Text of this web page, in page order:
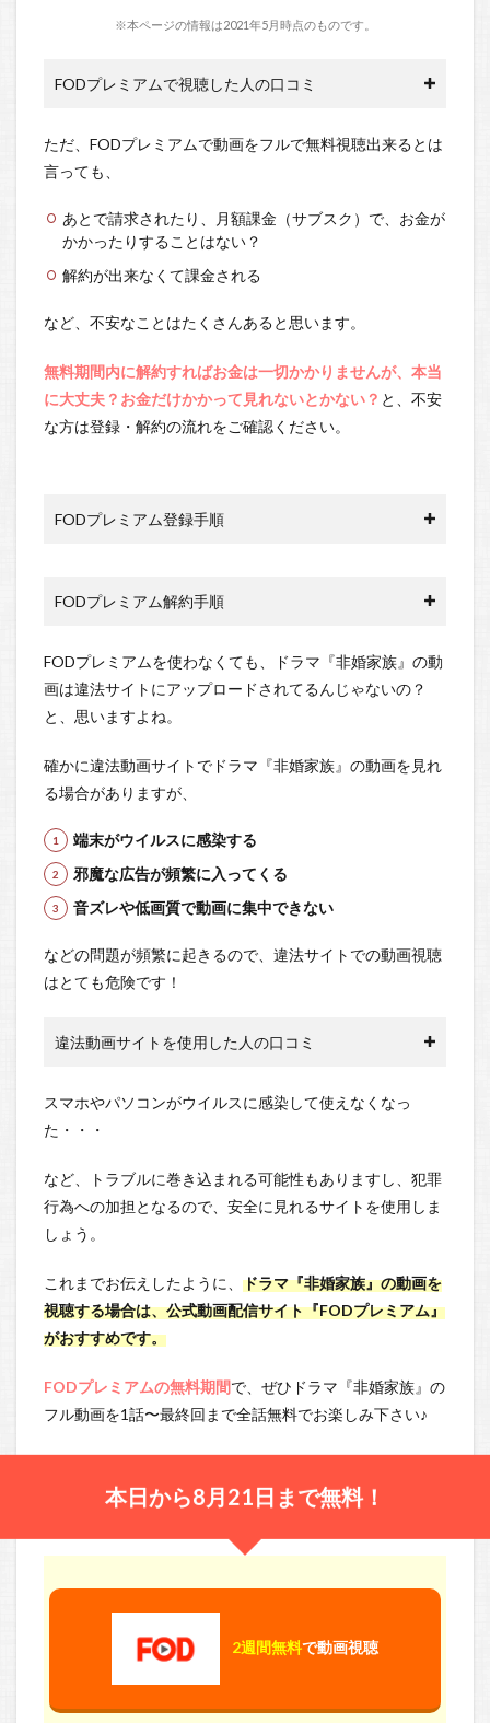
※本ページの情報は2021年5月時点のものです。
FODプレミアムで視聴した人の口コミ
ただ、FODプレミアムで動画をフルで無料視聴出来るとは
言っても、
あとで請求されたり、月額課金（サブスク）で、お金が
かかったりすることはない？
解約が出来なくて課金される
など、不安なことはたくさんあると思います。
無料期間内に解約すればお金は一切かかりませんが、本当
に大丈夫？お金だけかかって見れないとかない？ と、不安
な方は登録・解約の流れをご確認ください。
FODプレミアム登録手順
FODプレミアム解約手順
FODプレミアムを使わなくても、ドラマ『非婚家族』の動
画は違法サイトにアップロードされてるんじゃないの？
と、思いますよね。
確かに違法動画サイトでドラマ『非婚家族』の動画を見れ
る場合がありますが、
端末がウイルスに感染する
邪魔な広告が頻繁に入ってくる
音ズレや低画質で動画に集中できない
などの問題が頻繁に起きるので、違法サイトでの動画視聴
はとても危険です！
違法動画サイトを使用した人の口コミ
スマホやパソコンがウイルスに感染して使えなくなっ
た・・・
など、トラブルに巻き込まれる可能性もありますし、犯罪
行為への加担となるので、安全に見れるサイトを使用しま
しょう。
これまでお伝えしたように、 ドラマ『非婚家族』の動画を
視聴する場合は、公式動画配信サイト『FODプレミアム』
がおすすめです。
FODプレミアムの無料期間で、ぜひドラマ『非婚家族』の
フル動画を1話〜最終回まで全話無料でお楽しみ下さい♪
本日から8月21日まで無料！
2週間無料で動画視聴